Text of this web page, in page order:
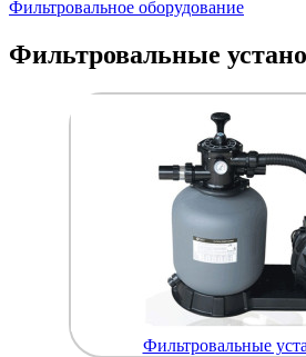
Фильтровальное оборудование
Фильтровальные
Фильтровальные